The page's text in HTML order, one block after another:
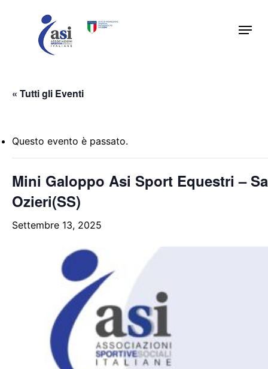
Menu
« Tutti gli Eventi
Questo evento è passato.
Mini Galoppo Asi Sport Equestri –
Ozieri(SS)
Settembre 13, 2025